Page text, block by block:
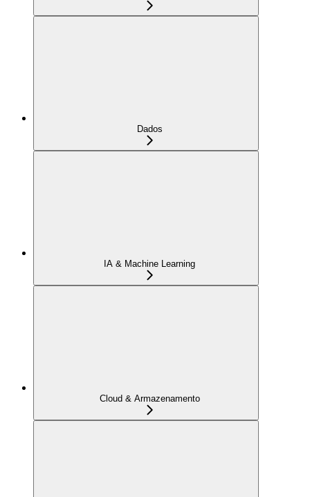
Dados
IA & Machine Learning
Cloud & Armazenamento